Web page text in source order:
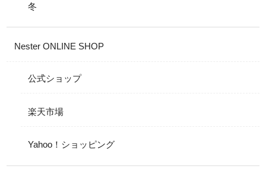
冬
Nester ONLINE SHOP
公式ショップ
楽天市場
Yahoo！ショッピング